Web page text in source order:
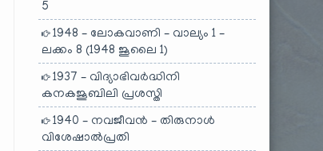
5
1948 – ലോകവാണി – വാല്യം 1 –
ലക്കം 8 (1948 ജൂലൈ 1)
1937 – വിദ്യാഭിവർദ്ധിനി
കനകജൂബിലി പ്രശസ്തി
1940 – നവജീവൻ – തിരുനാൾ
വിശേഷാൽപ്രതി